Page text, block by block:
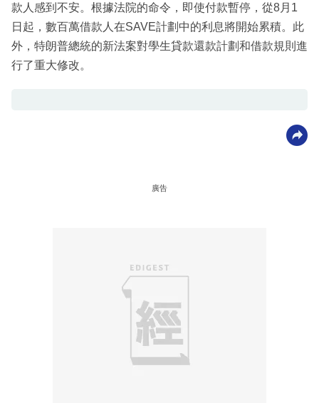
款人感到不安。根據法院的命令，即使付款暫停，從8月1
日起，數百萬借款人在SAVE計劃中的利息將開始累積。此
外，特朗普總統的新法案對學生貸款還款計劃和借款規則進
行了重大修改。
廣告